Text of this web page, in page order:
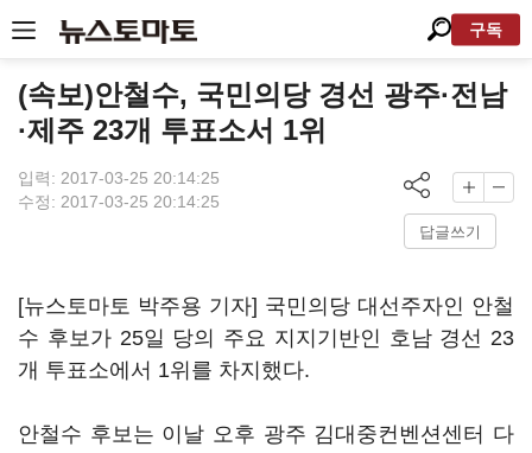
구독
(속보)안철수, 국민의당 경선 광주·전남
·제주 23개 투표소서 1위
입력: 2017-03-25 20:14:25
수정: 2017-03-25 20:14:25
답글쓰기
[뉴스토마토 박주용 기자] 국민의당 대선주자인 안철
수 후보가 25일 당의 주요 지지기반인 호남 경선 23
개 투표소에서 1위를 차지했다.
안철수 후보는 이날 오후 광주 김대중컨벤션센터 다